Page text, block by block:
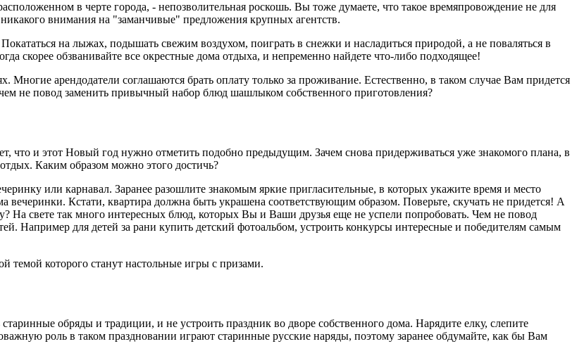
в черте города, - непозволительная роскошь. Вы тоже думаете, что такое времяпровождение не для
внимания на "заманчивые" предложения крупных агентств.
на лыжах, подышать свежим воздухом, поиграть в снежки и насладиться природой, а не поваляться в
скорее обзванивайте все окрестные дома отдыха, и непременно найдете что-либо подходящее!
Многие арендодатели соглашаются брать оплату только за проживание. Естественно, в таком случае Вам придется
не повод заменить привычный набор блюд шашлыком собственного приготовления?
что и этот Новый год нужно отметить подобно предыдущим. Зачем снова придерживаться уже знакомого плана, в
Каким образом можно этого достичь?
или карнавал. Заранее разошлите знакомым яркие пригласительные, в которых укажите время и место
вечеринки. Кстати, квартира должна быть украшена соответствующим образом. Поверьте, скучать не придется! А
На свете так много интересных блюд, которых Вы и Ваши друзья еще не успели попробовать. Чем не повод
Например для детей за рани купить детский фотоальбом, устроить конкурсы интересные и победителям самым
темой которого станут настольные игры с призами.
обряды и традиции, и не устроить праздник во дворе собственного дома. Нарядите елку, слепите
роль в таком праздновании играют старинные русские наряды, поэтому заранее обдумайте, как бы Вам